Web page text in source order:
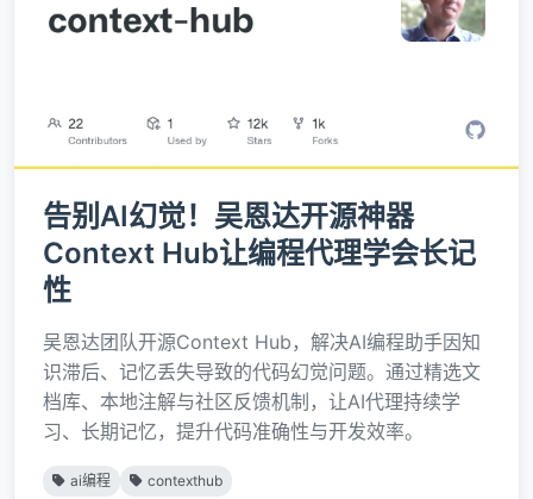
告别AI幻觉！吴恩达开源神器
Context Hub让编程代理学会长记
性
吴恩达团队开源Context Hub，解决AI编程助手因知
识滞后、记忆丢失导致的代码幻觉问题。通过精选文
档库、本地注解与社区反馈机制，让AI代理持续学
习、长期记忆，提升代码准确性与开发效率。
ai编程 contexthub